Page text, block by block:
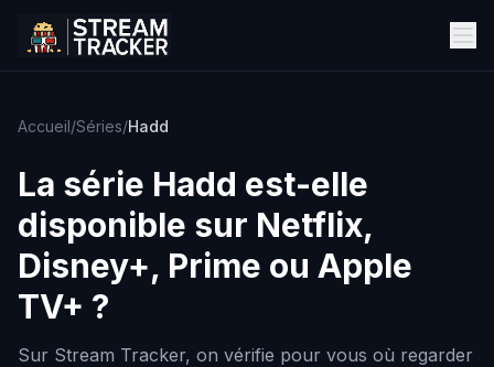
Accueil/Séries/Hadd
La série Hadd est-elle
disponible sur Netflix,
Disney+, Prime ou Apple
TV+ ?
Sur Stream Tracker, on vérifie pour vous où regarder